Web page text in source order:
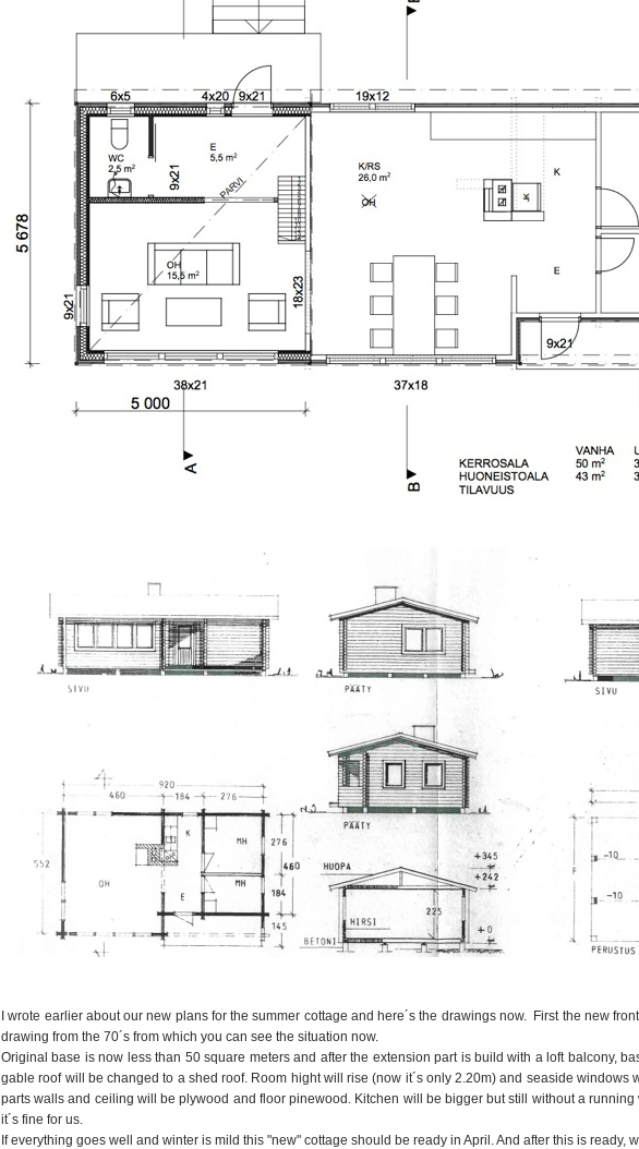
I wrote earlier about our new plans for the summer cottage and here´s the drawings now. First the new
drawing from the 70´s from which you can see the situation now.
Original base is now less than 50 square meters and after the extension part is build with a loft balcony,
gable roof will be changed to a shed roof. Room hight will rise (now it´s only 2.20m) and seaside windows
parts walls and ceiling will be plywood and floor pinewood. Kitchen will be bigger but still without a
it´s fine for us.
If everything goes well and winter is mild this "new" cottage should be ready in April. And after this is ready,